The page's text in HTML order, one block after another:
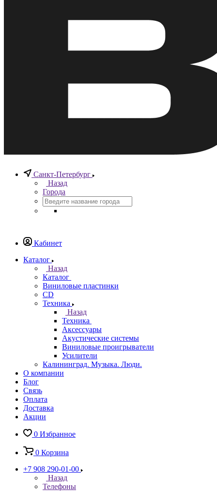
Санкт-Петербург
Назад
Города
Кабинет
Каталог
Назад
Каталог
Виниловые пластинки
CD
Техника
Назад
Техника
Аксессуары
Акустические системы
Виниловые проигрыватели
Усилители
Калининград. Музыка. Люди.
О компании
Блог
Связь
Оплата
Доставка
Акции
0 Избранное
0 Корзина
+7 908 290-01-00
Назад
Телефоны